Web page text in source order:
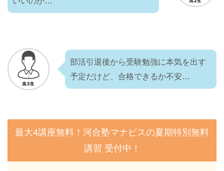
部活引退後から受験勉強に本気を出す
予定だけど、合格できるか不安…
最大4講座無料！河合塾マナビスの夏期特別無料
講習 受付中！